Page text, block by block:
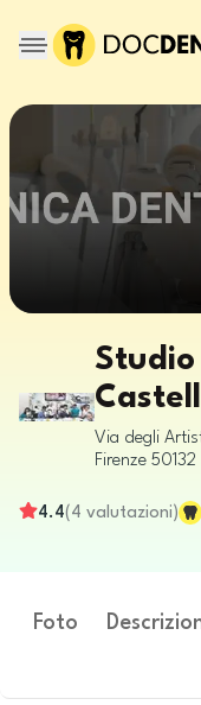
Studio
Via degli
Firenze 50132
4.4( 4 valutazioni)
Foto